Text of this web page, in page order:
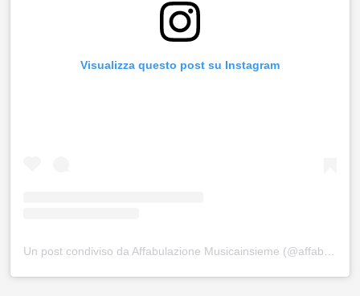
Visualizza questo post su Instagram
Un post condiviso da Affabulazione Musicainsieme (@affabulazione_musicainsieme)